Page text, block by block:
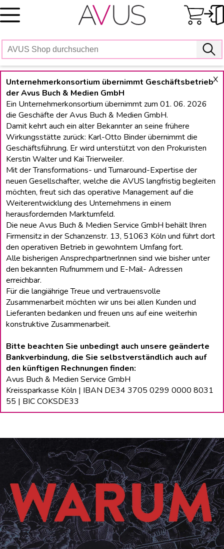
Skip
to
X
Unternehmerkonsortium übernimmt Geschäftsbetrieb
der Avus Buch & Medien GmbH
Ein Unternehmerkonsortium übernimmt zum 01. 06. 2026
die Geschäfte der Avus Buch & Medien GmbH.
Damit kehrt auch ein alter Bekannter an seine frühere
Wirkungsstätte zurück: Karl-Otto Binder übernimmt die
Geschäftsführung. Er wird unterstützt von den Prokuristen
Kerstin Walter und Kai Trierweiler.
Mit der Transformations- und Turnaround-Expertise der
neuen Gesellschafter, welche die AVUS langfristig begleiten
möchten, freut sich das operative Management auf die
Weiterentwicklung des Unternehmens in einem
herausfordernden Marktumfeld.
Die neue Avus Buch & Medien Service GmbH behält lhren
Firmensitz in der Schanzenstr. 13, 51063 Köln und führt dort
den operativen Betrieb in gewohntem Umfang fort.
Alle bisherigen Ansprechpartnerlnnen sind wie bisher unter
den bekannten Rufnummern und E-Mail- Adressen
erreichbar.
Für die langiährige Treue und vertrauensvolle
Zusammenarbeit möchten wir uns bei allen Kunden und
Lieferanten bedanken und freuen uns auf eine weiterhin
konstruktive Zusammenarbeit.
Bitte beachten Sie unbedingt auch unsere geänderte
Bankverbindung, die Sie selbstverständlich auch auf
den künftigen Rechnungen finden:
Avus Buch & Medien Service GmbH
Kreissparkasse Köln | IBAN DE34 3705 0299 0000 8031
55 | BIC COKSDE33